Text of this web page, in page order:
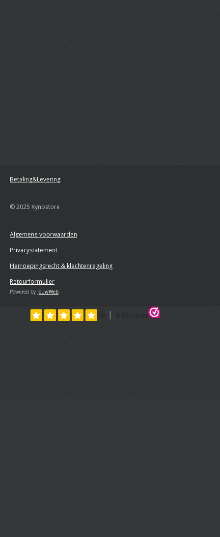
Betaling&Levering
© 2025 Kynostore
Algemene voorwaarden
Privacystatement
Herroepingsrecht & klachtenregeling
Retourformulier
Powered by JouwWeb